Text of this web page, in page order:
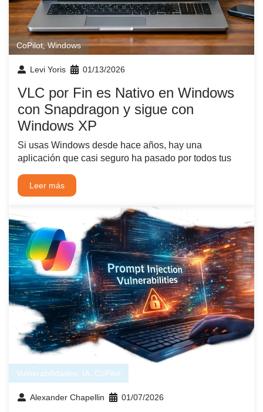
CoPilot,Windows
Levi Yoris 01/13/2026
VLC por Fin es Nativo en Windows
con Snapdragon y sigue con
Windows XP
Si usas Windows desde hace años, hay una
aplicación que casi seguro ha pasado por todos tus
Leer más
Vulnerabilidades IA CoPilot
Alexander Chapellin 01/07/2026